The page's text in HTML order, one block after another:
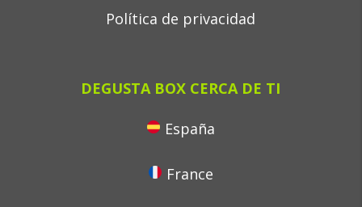
Política de privacidad
DEGUSTA BOX CERCA DE TI
España
France